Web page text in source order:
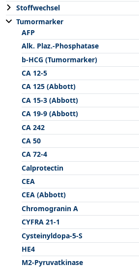
Stoffwechsel
Tumormarker
AFP
Alk. Plaz.-Phosphatase
b-HCG (Tumormarker)
CA 12-5
CA 125 (Abbott)
CA 15-3 (Abbott)
CA 19-9 (Abbott)
CA 242
CA 50
CA 72-4
Calprotectin
CEA
CEA (Abbott)
Chromogranin A
CYFRA 21-1
Cysteinyldopa-5-S
HE4
M2-Pyruvatkinase